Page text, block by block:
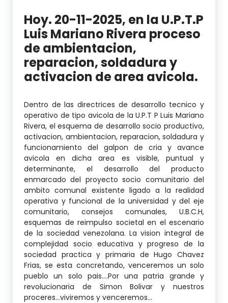
Hoy. 20-11-2025, en la U.P.T.P
Luis Mariano Rivera proceso
de ambientacion,
reparacion, soldadura y
activacion de area avicola.
Dentro de las directrices de desarrollo tecnico y
operativo de tipo avicola de la U.P.T P Luis Mariano
Rivera, el esquema de desarrollo socio productivo,
activacion, ambientacion, reparacion, soldadura y
funcionamiento del galpon de cria y avance
avicola en dicha area es visible, puntual y
determinante, el desarrollo del producto
enmarcado del proyecto socio comunitario del
ambito comunal existente ligado a la realidad
operativa y funcional de la universidad y del eje
comunitario, consejos comunales, U.B.C.H,
esquemas de reimpulso societal en el escenario
de la sociedad venezolana. La vision integral de
complejidad socio educativa y progreso de la
sociedad practica y primaria de Hugo Chavez
Frias, se esta concretando, venceremos un solo
pueblo un solo pais….Por una patria grande y
revolucionaria de Simon Bolivar y nuestros
proceres…viviremos y venceremos…